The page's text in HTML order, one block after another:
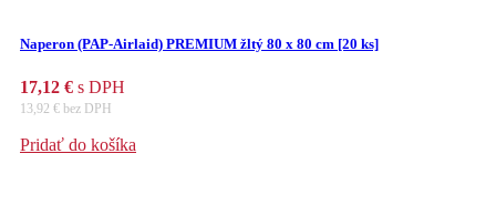
Naperon (PAP-Airlaid) PREMIUM žltý 80 x 80 cm [20 ks]
17,12 € s DPH
13,92 € bez DPH
Pridať do košíka